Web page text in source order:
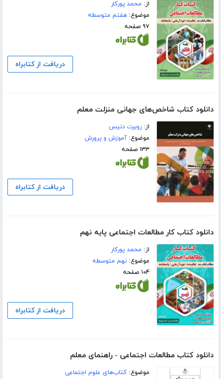
از: محمد پورکار
موضوع:هفتم متوسطه
۹۷ صفحه
دریافت از کتابراه
دانلود کتاب شاخص‌های جهانی منزلت معلم
از:روبرت دنیس
موضوع:آموزش و پرورش
۱۳۳ صفحه
دریافت از کتابراه
دانلود کتاب کار مطالعات اجتماعی پایه نهم
از: محمد پورکار
موضوع:نهم متوسطه
۱۰۴ صفحه
دریافت از کتابراه
دانلود کتاب مطالعات اجتماعی - راهنمای معلم
موضوع:کتاب‌های علوم اجتماعی